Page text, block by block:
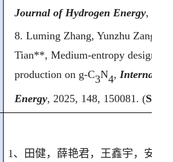
Journal of Hydrogen Energy,
8. Luming Zhang, Yunzhu Zang,
Tian**, Medium-entropy design
production on g-C3N4,
Energy, 2025, 148, 150081. (SCI
1 、田健，薛艳君，王鑫宇，安杉